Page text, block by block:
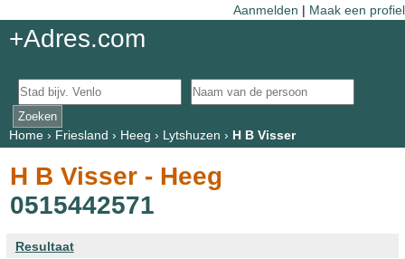
Aanmelden | Maak een profiel
+Adres.com
Home› Friesland › Heeg › Lytshuzen › H B Visser
H B Visser - Heeg
0515442571
Resultaat